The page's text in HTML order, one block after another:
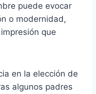
puede evocar
o modernidad,
que
en la elección de
algunos padres